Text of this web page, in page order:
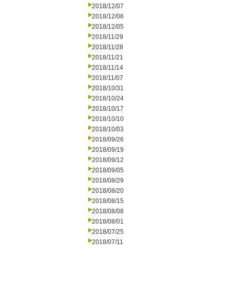
2018/12/07
2018/12/06
2018/12/05
2018/11/29
2018/11/28
2018/11/21
2018/11/14
2018/11/07
2018/10/31
2018/10/24
2018/10/17
2018/10/10
2018/10/03
2018/09/26
2018/09/19
2018/09/12
2018/09/05
2018/08/29
2018/08/20
2018/08/15
2018/08/08
2018/08/01
2018/07/25
2018/07/11